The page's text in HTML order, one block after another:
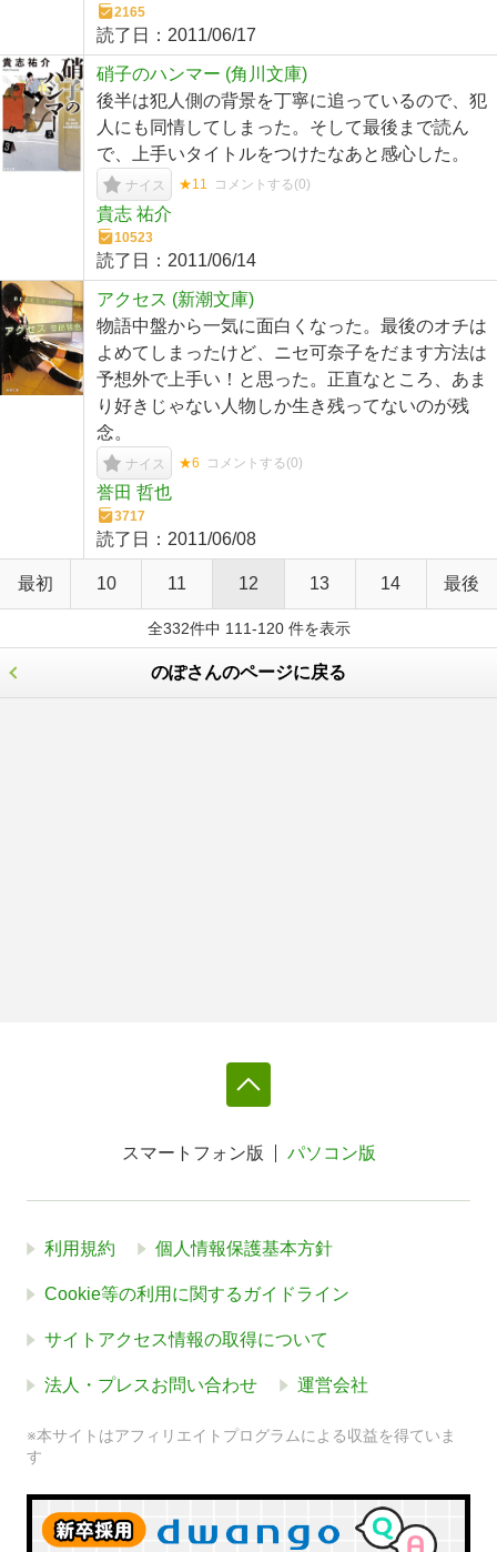
2165
読了日： 2011/06/17
硝子のハンマー (角川文庫)
後半は犯人側の背景を丁寧に追っているので、犯
人にも同情してしまった。そして最後まで読ん
で、上手いタイトルをつけたなあと感心した。
ナイス ★11 コメントする(0)
貴志 祐介
10523
読了日： 2011/06/14
アクセス (新潮文庫)
物語中盤から一気に面白くなった。最後のオチは
よめてしまったけど、ニセ可奈子をだます方法は
予想外で上手い！と思った。正直なところ、あま
り好きじゃない人物しか生き残ってないのが残
念。
ナイス ★6 コメントする(0)
誉田 哲也
3717
読了日： 2011/06/08
最初 10 11 12 13 14 最後
全332件中 111-120 件を表示
のぽさんのページに戻る
スマートフォン版 パソコン版
利用規約 個人情報保護基本方針
Cookie等の利用に関するガイドライン
サイトアクセス情報の取得について
法人・プレスお問い合わせ 運営会社
※本サイトはアフィリエイトプログラムによる収益を得ていま
す